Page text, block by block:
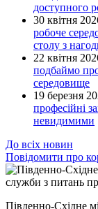
доступного
30 квітня
робоче
столу з
22 квітня
подбаймо
середовище
19 березня
професійні
невидимими
До всіх новин
Повідомити про
Південно-Східне